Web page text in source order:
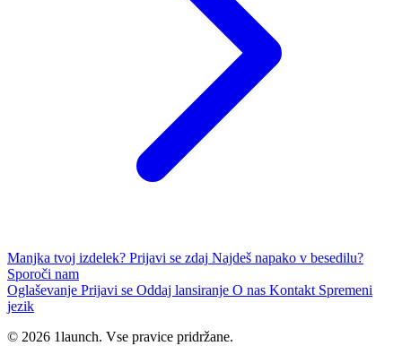
Manjka tvoj izdelek? Prijavi se zdaj Najdeš napako v besedilu?
Sporoči nam
Oglaševanje Prijavi se Oddaj lansiranje O nas Kontakt Spremeni
jezik
© 2026 1launch. Vse pravice pridržane.